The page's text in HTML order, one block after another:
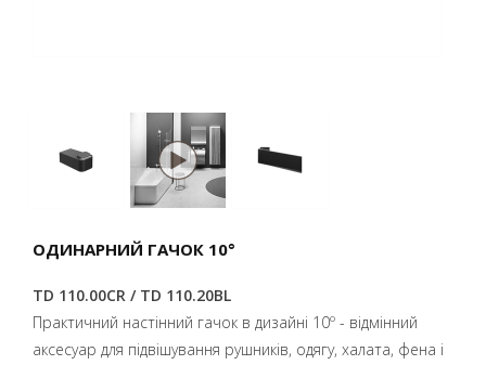
ОДИНАРНИЙ ГАЧОК 10°
TD 110.00CR / TD 110.20BL
Практичний настінний гачок в дизайні 10º - відмінний
аксесуар для підвішування рушників, одягу, халата, фена і